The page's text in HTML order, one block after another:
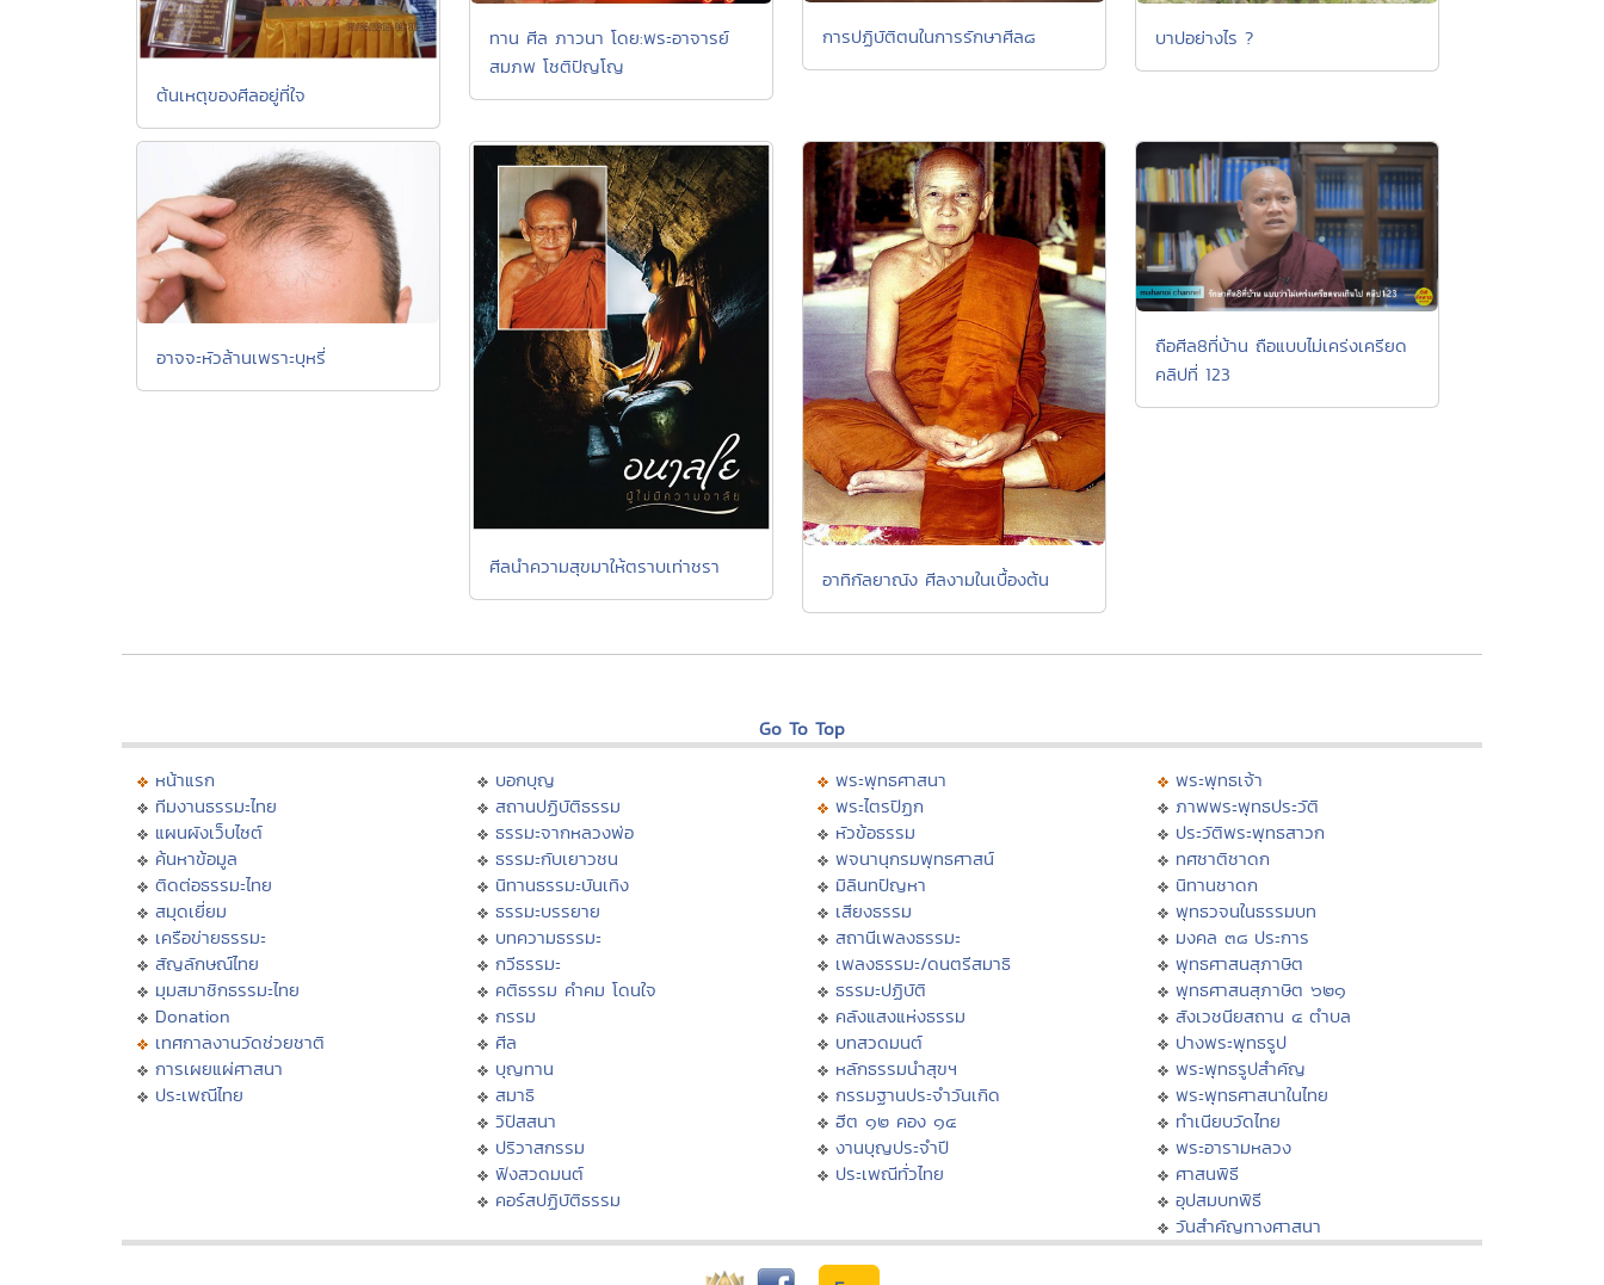
ต้นเหตุของศีลอยู่ที่ใจ
ทาน ศีล ภาวนา โดย:พระอาจารย์
สมภพ โชติปัญโญ
การปฏิบัติตนในการรักษาศีล๘ บาปอย่างไร ?
อาจจะหัวล้านเพราะบุหรี่
ศีลนำความสุขมาให้ตราบเท่าชรา อาทิกัลยาณัง ศีลงามในเบื้องต้น
ถือศีล8ที่บ้าน ถือแบบไม่เคร่งเครียด
คลิปที่ 123
Go To Top
หน้าแรก
ทีมงานธรรมะไทย
แผนผังเว็บไซต์
ค้นหาข้อมูล
ติดต่อธรรมะไทย
สมุดเยี่ยม
เครือข่ายธรรมะ
สัญลักษณ์ไทย
มุมสมาชิกธรรมะไทย
Donation
เทศกาลงานวัดช่วยชาติ
การเผยแผ่ศาสนา
ประเพณีไทย
บอกบุญ
สถานปฏิบัติธรรม
ธรรมะจากหลวงพ่อ
ธรรมะกับเยาวชน
นิทานธรรมะบันเทิง
ธรรมะบรรยาย
บทความธรรมะ
กวีธรรมะ
คติธรรม คำคม โดนใจ
กรรม
ศีล
บุญทาน
สมาธิ
วิปัสสนา
ปริวาสกรรม
ฟังสวดมนต์
คอร์สปฏิบัติธรรม
พระพุทธศาสนา
พระไตรปิฏก
หัวข้อธรรม
พจนานุกรมพุทธศาสน์
มิลินทปัญหา
เสียงธรรม
สถานีเพลงธรรมะ
เพลงธรรมะ/ดนตรีสมาธิ
ธรรมะปฏิบัติ
คลังแสงแห่งธรรม
บทสวดมนต์
หลักธรรมนำสุขฯ
กรรมฐานประจำวันเกิด
ฮีต ๑๒ คอง ๑๔
งานบุญประจำปี
ประเพณีทั่วไทย
พระพุทธเจ้า
ภาพพระพุทธประวัติ
ประวัติพระพุทธสาวก
ทศชาติชาดก
นิทานชาดก
พุทธวจนในธรรมบท
มงคล ๓๘ ประการ
พุทธศาสนสุภาษิต
พุทธศาสนสุภาษิต ๖๒๑
สังเวชนียสถาน ๔ ตำบล
ปางพระพุทธรูป
พระพุทธรูปสำคัญ
พระพุทธศาสนาในไทย
ทำเนียบวัดไทย
พระอารามหลวง
ศาสนพิธี
อุปสมบทพิธี
วันสำคัญทางศาสนา